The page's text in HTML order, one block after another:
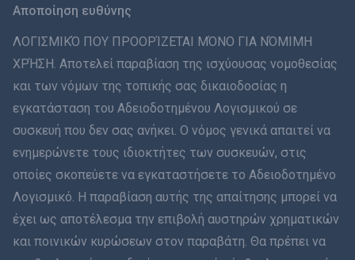
ภาษาไทย
Dansk
हिंदी
עברית
Αποποίηση ευθύνης
ΛΟΓΙΣΜΙΚΌ ΠΟΥ ΠΡΟΟΡΊΖΕΤΑΙ ΜΌΝΟ ΓΙΑ ΝΌΜΙΜΗ
ΧΡΉΣΗ. Αποτελεί παραβίαση της ισχύουσας νομοθεσίας
και των νόμων της τοπικής σας δικαιοδοσίας η
εγκατάσταση του Αδειοδοτημένου Λογισμικού σε
συσκευή που δεν σας ανήκει. Ο νόμος γενικά απαιτεί να
ενημερώνετε τους ιδιοκτήτες των συσκευών, στις
οποίες σκοπεύετε να εγκαταστήσετε το Αδειοδοτημένο
Λογισμικό. Η παραβίαση αυτής της απαίτησης μπορεί να
έχει ως αποτέλεσμα την επιβολή αυστηρών χρηματικών
και ποινικών κυρώσεων στον παραβάτη. Θα πρέπει να